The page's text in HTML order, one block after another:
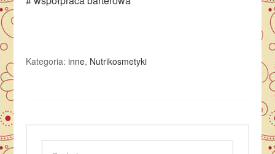
Kategoria:inne, Nutrikosmetyki